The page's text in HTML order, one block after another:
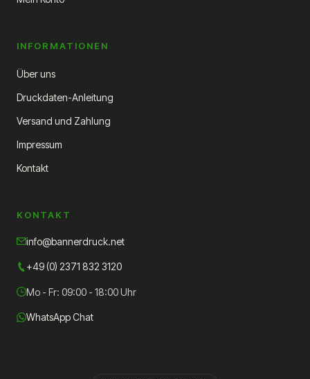
INFORMATIONEN
Über uns
Druckdaten-Anleitung
Versand und Zahlung
Impressum
Kontakt
KONTAKT
info@bannerdruck.net
+49 (0) 2371 832 3120
Mo - Fr: 09:00 - 18:00 Uhr
WhatsApp Chat